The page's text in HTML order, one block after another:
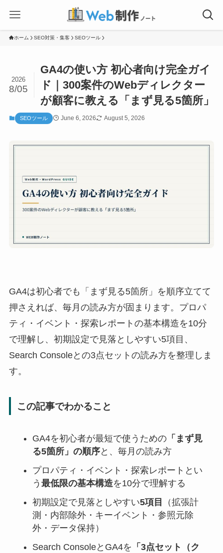
ホーム SEO対策・集客 SEOツール
GA4の使い方 初心者向け完全ガイ
ド｜300案件のWebディレクター
が顧客に教える「まず見る5箇所」
2026
8/05
SEOツール June 6, 2026 August 5, 2026
GA4は初心者でも「まず見る5箇所」を順序立てて
押さえれば、毎月の読み方が固まります。プロパ
ティ・イベント・探索レポートの基本構造を10分
で理解し、初期設定で見落としやすい5項目、
Search Consoleとの3点セットの読み方を整理しま
す。
この記事でわかること
GA4を初心者が最短で使うための「まず見
る5箇所」の順序と、毎月の読み方
プロパティ・イベント・探索レポートとい
う 最低限の基本構造を10分で理解する
初期設定で見落としやすい5項目
（拡張計
測・内部除外・キーイベント・参照元除
外・データ保持）
Search ConsoleとGA4を 「3点セット（ク